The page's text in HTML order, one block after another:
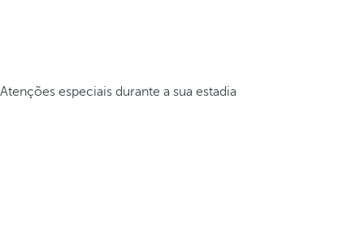
Atenções especiais durante a sua estadia